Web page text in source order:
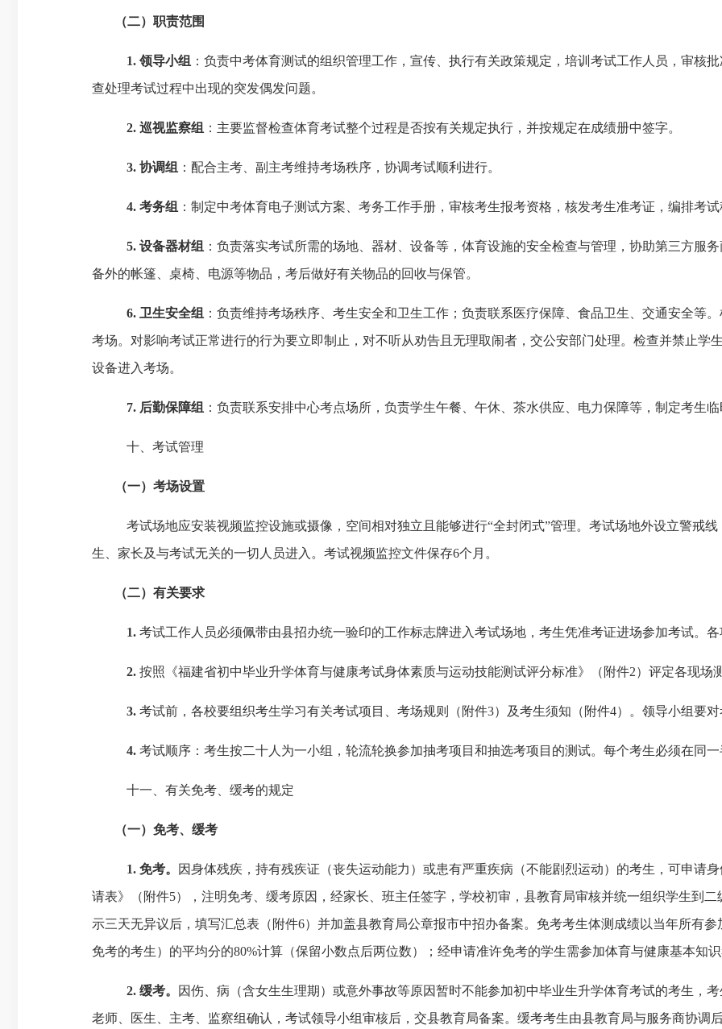
（二） 职责范围
1. 领导小组 ：负责中考体育测试的组织管理工作，宣传、执行有关政策规定，培训考试工作人员，审核
查处理考试过程中出现的突发偶发问题。
2. 巡视监察组 ：主要监督检查体育考试整个过程是否按有关规定执行，并按规定在成绩册中签字。
3. 协调组 ：配合主考、副主考维持考场秩序，协调考试顺利进行。
4. 考务组 ：制定中考体育电子测试方案、考务工作手册，审核考生报考资格，核发考生准考证，编排考
5. 设备器材组 ：负责落实考试所需的场地、器材、设备等，体育设施的安全检查与管理，协助第三方服
备外的帐篷、桌椅、电源等物品，考后做好有关物品的回收与保管。
6. 卫生安全组 ：负责维持考场秩序、考生安全和卫生工作；负责联系医疗保障、食品卫生、交通安全等
考场。对影响考试正常进行的行为要立即制止，对不听从劝告且无理取闹者，交公安部门处理。检查并禁止学
设备进入考场。
7. 后勤保障组 ：负责联系安排中心考点场所，负责学生午餐、午休、茶水供应、电力保障等，制定考生临
十、 考试管理
（一） 考场设置
考试场地应安装视频监控设施或摄像，空间相对独立且能够进行“全封闭式”管理。考试场地外设立警戒
生、家长及与考试无关的一切人员进入。考试视频监控文件保存6个月。
（二） 有关要求
1. 考试工作人员必须佩带由县招办统一验印的工作标志牌进入考试场地，考生凭准考证进场参加考试。
2. 按照《福建省初中毕业升学体育与健康考试身体素质与运动技能测试评分标准》（附件2）评定各现场
3. 考试前，各校要组织考生学习有关考试项目、考场规则（附件3）及考生须知（附件4）。领导小组要
4. 考试顺序：考生按二十人为一小组，轮流轮换参加抽考项目和抽选考项目的测试。每个考生必须在同一
十一、 有关免考、缓考的规定
（一） 免考、缓考
1. 免考。
因身体残疾，持有残疾证（丧失运动能力）或患有严重疾病（不能剧烈运动）的考生，可申请
请表》
（附件5），注明免考、缓考原因，经家长、班主任签字，学校初审，县教育局审核并统一组织学生到
示三天无异议后，填写汇总表（附件6）并加盖县教育局公章报市中招办备案。 免考考生体测成绩以当年所有参
免考的考生）的平均分的80%计算（保留小数点后两位数）；经申请准许免考的学生需参加体育与健康基本知
2. 缓考。 因伤、病（含女生生理期）或意外事故等原因暂时不能参加初中毕业生升学体育考试的考生，考
老师、医生、主考、监察组确认，考试领导小组审核后，交县教育局备案。缓考考生由县教育局与服务商协调